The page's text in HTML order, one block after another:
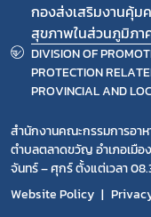
กองส่งเสริมงานคุ้
สุขภาพในส่วนภูมิภา
DIVISION OF
PROTECTION
PROVINCIAL AND
สำนักงานคณะกรรมการอา
ตำบลตลาดขวัญ อำเภอเมือ
จันทร์ – ศุกร์ ตั้งแต่เวลา
Website Policy